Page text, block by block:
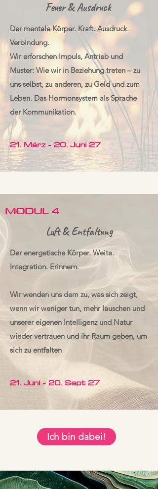
Feuer & Ausdruck
Der mentale Körper. Kraft. Ausdruck.
Verbindung.
Wir erforschen Impuls, Antrieb und
Muster: Wie wir in Beziehung treten – zu
uns selbst, zu anderen, zu Geld und zum
Leben. Das Hormonsystem als Sprache
der Kommunikation.
21. März - 20. Juni 27
MODUL 4
Luft & Entfaltung
Der energetische Körper. Weite.
Integration. Erinnern.
Wir wenden uns dem zu, was sich zeigt,
wenn wir weniger tun, mehr lauschen und
unserer eigenen Intelligenz und Natur
wieder vertrauen und ihr Raum geben, um
sich zu entfalten
21. Juni - 20. Sept 27
Ich bin dabei!